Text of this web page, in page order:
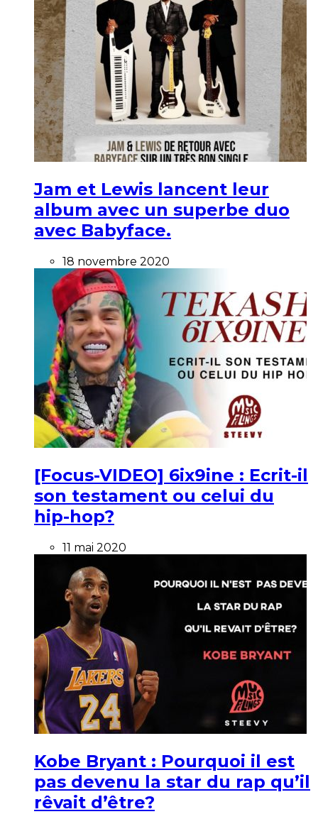
Jam et Lewis lancent leur
album avec un superbe duo
avec Babyface.
18 novembre 2020
[Focus-VIDEO] 6ix9ine : Ecrit-il
son testament ou celui du
hip-hop?
11 mai 2020
Kobe Bryant : Pourquoi il est
pas devenu la star du rap qu’il
rêvait d’être?